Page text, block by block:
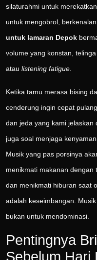
silaturahmi untuk
untuk mengobrol,
untuk lamaran Depok
volume yang konstan,
atau listening fatigue
Ketika tamu merasa bising
cenderung ingin cepat
dan jeda yang kami jelaskan
juga soal menjaga
Musik yang pas porsinya
menikmati makanan dengan
dan menikmati hiburan saat
adalah keseimbangan.
bukan untuk mendominasi.
Pentingnya
Sebelum Hari